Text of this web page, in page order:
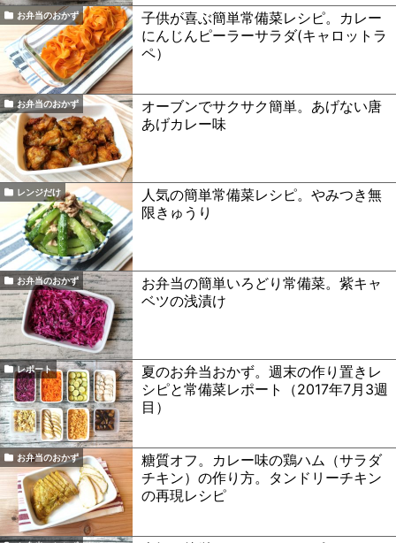
お弁当のおかず
子供が喜ぶ簡単常備菜レシピ。カレー
にんじんピーラーサラダ(キャロットラ
ペ）
お弁当のおかず
オーブンでサクサク簡単。あげない唐
あげカレー味
レンジだけ
人気の簡単常備菜レシピ。やみつき無
限きゅうり
お弁当のおかず
お弁当の簡単いろどり常備菜。紫キャ
ベツの浅漬け
レポート
夏のお弁当おかず。週末の作り置きレ
シピと常備菜レポート（2017年7月3週
目）
お弁当のおかず
糖質オフ。カレー味の鶏ハム（サラダ
チキン）の作り方。タンドリーチキン
の再現レシピ